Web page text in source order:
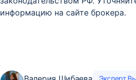
информацию на сайте брокера.
Эксперт